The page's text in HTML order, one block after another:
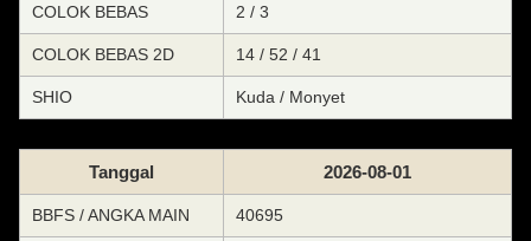
COLOK BEBAS 2 / 3
COLOK BEBAS 2D 14 / 52 / 41
SHIO Kuda / Monyet
Tanggal 2026-08-01
BBFS / ANGKA MAIN 40695